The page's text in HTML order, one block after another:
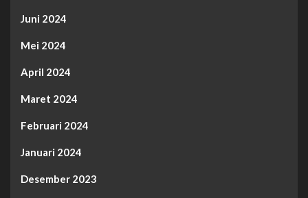
Juni 2024
Mei 2024
April 2024
Maret 2024
Februari 2024
Januari 2024
Desember 2023